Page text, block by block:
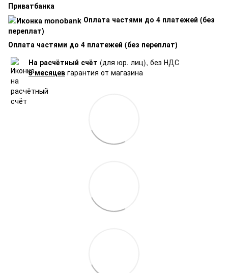
Приватбанка
Оплата частями до 4 платежей (без
переплат)
Оплата частями до 4 платежей (без переплат)
На расчётный счёт (для юр. лиц), без НДС
6 месяцев гарантия от магазина